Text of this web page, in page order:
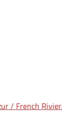
/ French